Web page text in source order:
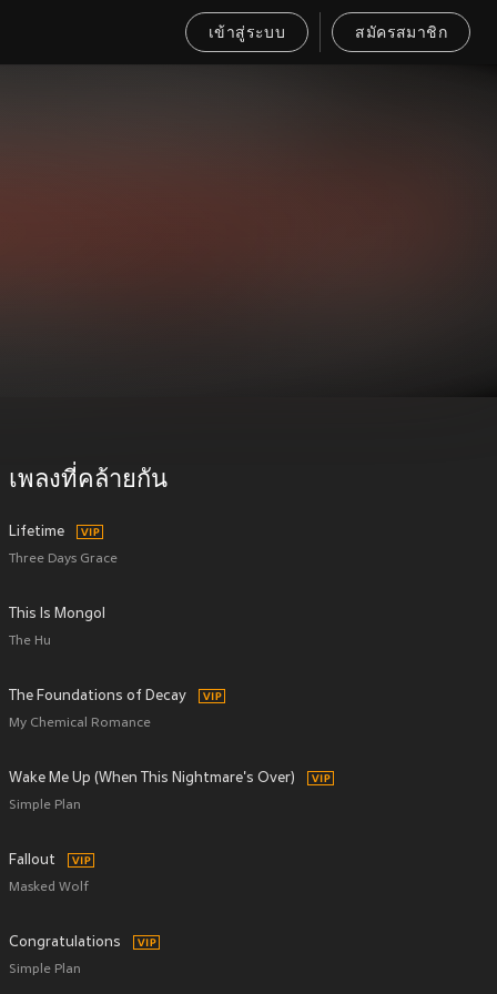
เข้าสู่ระบบ สมัครสมาชิก
เพลงที่คล้ายกัน
Lifetime
Three Days Grace
This Is Mongol
The Hu
The Foundations of Decay
My Chemical Romance
Wake Me Up (When This Nightmare's Over)
Simple Plan
Fallout
Masked Wolf
Congratulations
Simple Plan